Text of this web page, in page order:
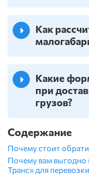
Как
Какие
при
грузов?
Содержание
Почему стоит
Почему вам выгодно
Транс» для